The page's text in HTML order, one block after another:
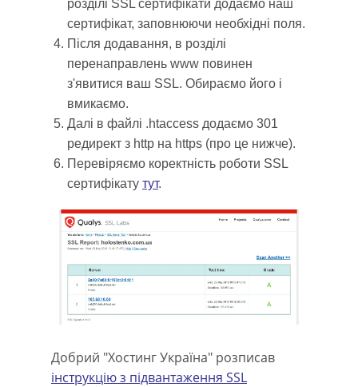
розділі SSL сертифікати додаємо наш
сертифікат, заповнюючи необхідні поля.
Після додавання, в розділі
перенаправлень www повинен
з'явитися ваш SSL. Обираємо його і
вмикаємо.
Далі в файлі .htaccess додаємо 301
редирект з http на https (про це нижче).
Перевіряємо коректність роботи SSL
сертифікату тут.
Добрий "Хостинг Україна" розписав
інструкцію з підвантаження SSL